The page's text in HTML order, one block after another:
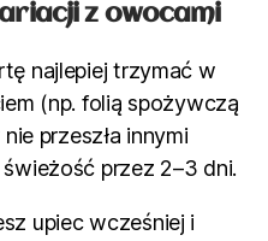
z owocami
najlepiej trzymać w
(np. folią spożywczą
przeszła innymi
przez 2–3 dni.
upiec wcześniej i